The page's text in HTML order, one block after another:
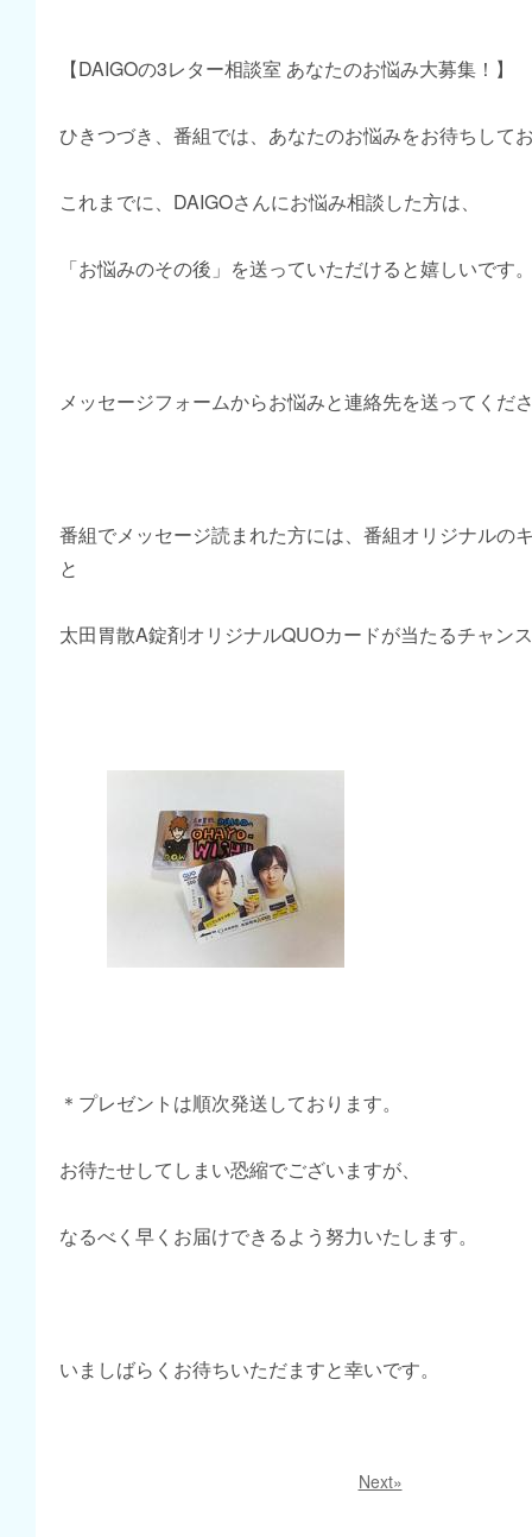
【DAIGOの3レター相談室 あなたのお悩み大募集！】
ひきつづき、番組では、あなたのお悩みをお待ちして
これまでに、DAIGOさんにお悩み相談した方は、
「お悩みのその後」を送っていただけると嬉しいです
メッセージフォームからお悩みと連絡先を送ってくだ
番組でメッセージ読まれた方には、番組オリジナルの
と
太田胃散A錠剤オリジナルQUOカードが当たるチャン
＊プレゼントは順次発送しております。
お待たせしてしまい恐縮でございますが、
なるべく早くお届けできるよう努力いたします。
いましばらくお待ちいただますと幸いです。
Next»